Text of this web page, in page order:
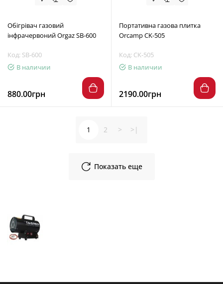
Обігрівач газовий
інфрачервоний Orgaz SB-600
Код: SB-600
В наличии
880.00грн
Портативна газова плитка
Orcamp CK-505
Код: CK-505
В наличии
2190.00грн
Показать еще
1 2 > >|